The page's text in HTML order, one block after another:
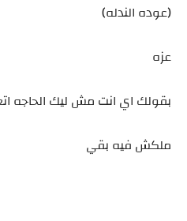
(عوده الندله)
عزه
بقولك اي انت مش ليك الحاجه
ملكش فيه بقي